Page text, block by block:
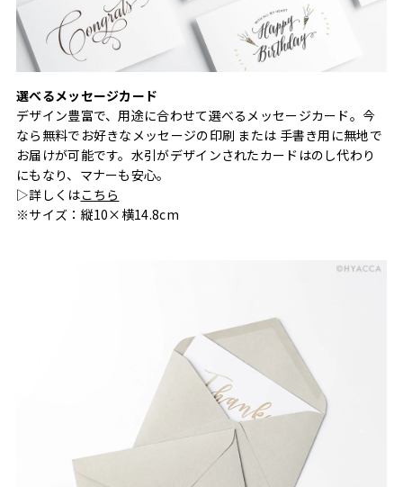
選べるメッセージカード
デザイン豊富で、用途に合わせて選べるメッセージカード。今
なら無料でお好きなメッセージの印刷 または 手書き用に無地で
お届けが可能です。水引がデザインされたカードはのし代わり
にもなり、マナーも安心。
▷詳しくはこちら
※サイズ：縦10×横14.8cm